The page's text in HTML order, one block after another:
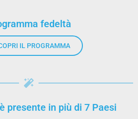
fedeltà
IL PROGRAMMA
presente in più di 7 Paesi